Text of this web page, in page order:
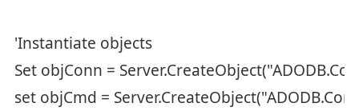
'Instantiate objects
Set objConn =
set objCmd =